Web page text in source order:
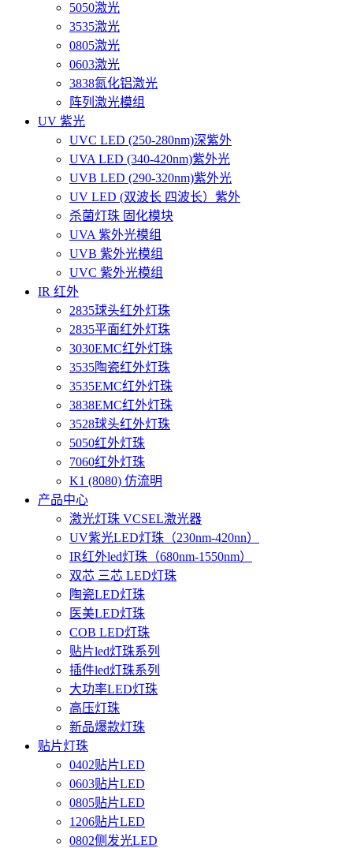
5050激光
3535激光
0805激光
0603激光
3838氮化铝激光
阵列激光模组
UV 紫光
UVC LED (250-280nm)深紫外
UVA LED (340-420nm)紫外光
UVB LED (290-320nm)紫外光
UV LED (双波长 四波长）紫外
杀菌灯珠 固化模块
UVA 紫外光模组
UVB 紫外光模组
UVC 紫外光模组
IR 红外
2835球头红外灯珠
2835平面红外灯珠
3030EMC红外灯珠
3535陶瓷红外灯珠
3535EMC红外灯珠
3838EMC红外灯珠
3528球头红外灯珠
5050红外灯珠
7060红外灯珠
K1 (8080) 仿流明
产品中心
激光灯珠 VCSEL激光器
UV紫光LED灯珠（230nm-420nn）
IR红外led灯珠（680nm-1550nm）
双芯 三芯 LED灯珠
陶瓷LED灯珠
医美LED灯珠
COB LED灯珠
贴片led灯珠系列
插件led灯珠系列
大功率LED灯珠
高压灯珠
新品爆款灯珠
贴片灯珠
0402贴片LED
0603贴片LED
0805贴片LED
1206贴片LED
0802侧发光LED